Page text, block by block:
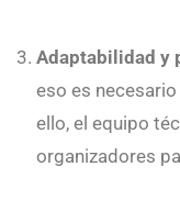
Adaptabilidad y
eso es
ello, el equipo
organizadores